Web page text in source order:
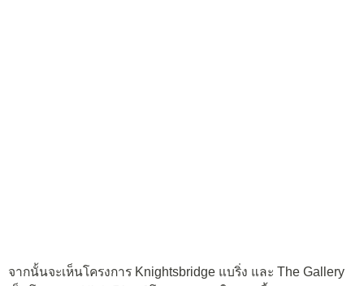
จากนั้นจะเห็นโครงการ Knightsbridge แบริ่ง และ The Gallery